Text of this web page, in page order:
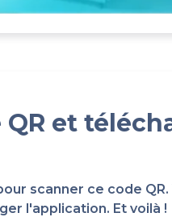
QR et
scanner ce code
l'application. Et voilà !